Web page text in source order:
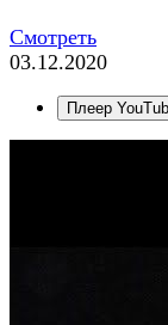
Смотреть
03.12.2020
Плеер